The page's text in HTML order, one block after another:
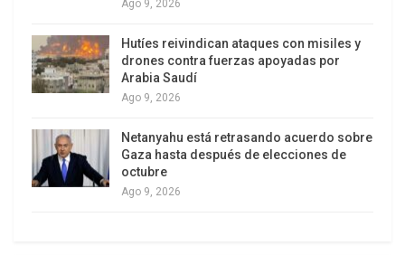
(ADM; Bunge; Cargill; Louis Dreyfus Company; y
Glencore).
Podemos extender lo que sucede con los precios
de los alimentos a la presión para que se
incrementen las tarifas de gas, luz y el precio de
los combustibles. Esto es, se desconoce el costo
de extracción del petróleo y del gas (que es lo
Ago 9, 2026
Hutíes reivindican ataques con misiles y
drones contra fuerzas apoyadas por
Arabia Saudí
Ago 9, 2026
Netanyahu está retrasando acuerdo sobre
Gaza hasta después de elecciones de
octubre
Ago 9, 2026